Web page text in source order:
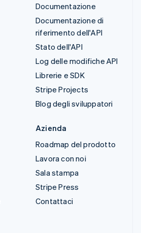
Documentazione
Documentazione di
riferimento dell'API
Stato dell'API
Log delle modifiche API
Librerie e SDK
Stripe Projects
Blog degli sviluppatori
Azienda
Roadmap del prodotto
Lavora con noi
Sala stampa
Stripe Press
Contattaci